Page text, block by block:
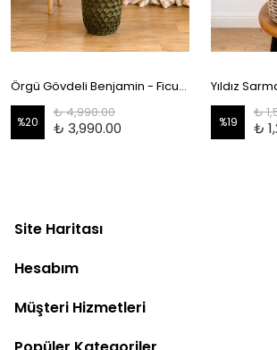
Örgü Gövdeli Benjamin - Ficus Benjamina 130-140 cm
%20
₺ 4,990.00
₺ 3,990.00 %19
₺
₺
Site Haritası
Hesabım
Müşteri Hizmetleri